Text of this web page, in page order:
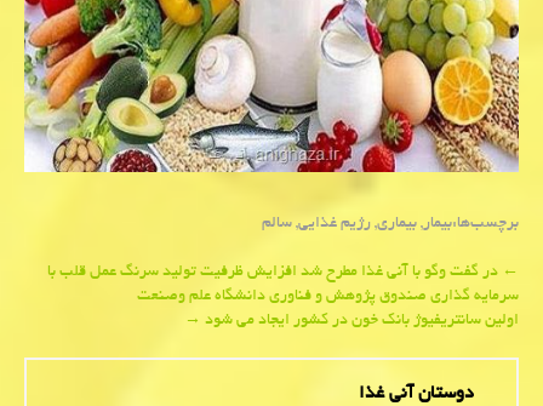
برچسب‌ها:بیمار,بیماری,رژیم غذایی,سالم
Post
navigation
←در گفت وگو با آنی غذا مطرح شد افزایش ظرفیت تولید سرنگ عمل قلب با
سرمایه گذاری صندوق پژوهش و فناوری دانشگاه علم وصنعت
اولین سانتریفیوژ بانك خون در كشور ایجاد می شود→
دوستان آنی غذا